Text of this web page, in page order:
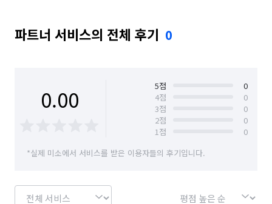
파트너 서비스의 전체 후기 0
0.00 5점
0
4점
0
3점
0
2점
0
1점
0
*실제 미소에서 서비스를 받은 이용자들의 후기입니다.